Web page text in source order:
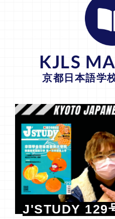
KJLS
京都日本語学
J'STUDY 129